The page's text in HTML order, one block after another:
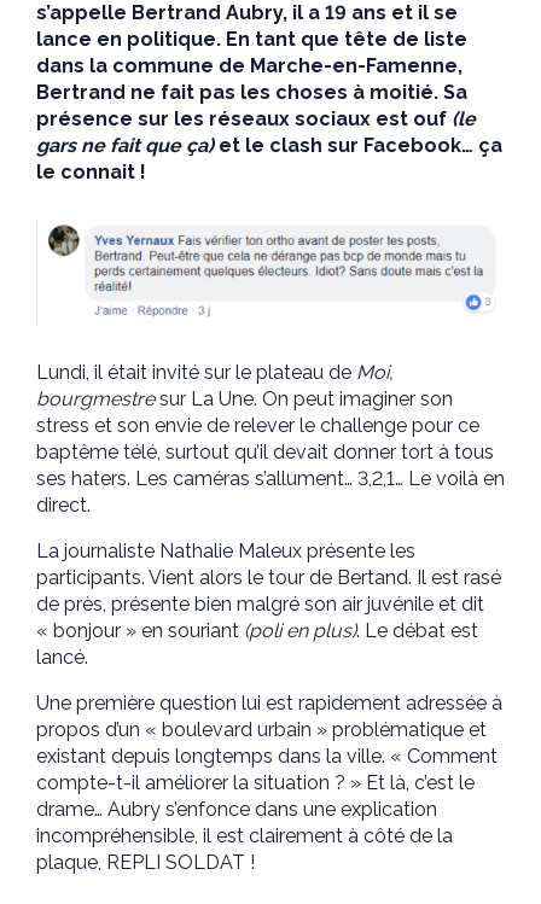
s’appelle Bertrand Aubry, il a 19 ans et il se
lance en politique. En tant que tête de liste
dans la commune de Marche-en-Famenne,
Bertrand ne fait pas les choses à moitié. Sa
présence sur les réseaux sociaux est ouf (le
gars ne fait que ça)et le clash sur Facebook… ça
le connait !
Lundi, il était invité sur le plateau de Moi,
bourgmestresur La Une. On peut imaginer son
stress et son envie de relever le challenge pour ce
baptême télé, surtout qu’il devait donner tort à tous
ses haters. Les caméras s’allument… 3,2,1… Le voilà en
direct.
La journaliste Nathalie Maleux présente les
participants. Vient alors le tour de Bertand. Il est rasé
de près, présente bien malgré son air juvénile et dit
« bonjour » en souriant (poli en plus). Le débat est
lancé.
Une première question lui est rapidement adressée à
propos d’un « boulevard urbain » problématique et
existant depuis longtemps dans la ville. « Comment
compte-t-il améliorer la situation ? » Et là, c’est le
drame… Aubry s’enfonce dans une explication
incompréhensible, il est clairement à côté de la
plaque, REPLI SOLDAT !